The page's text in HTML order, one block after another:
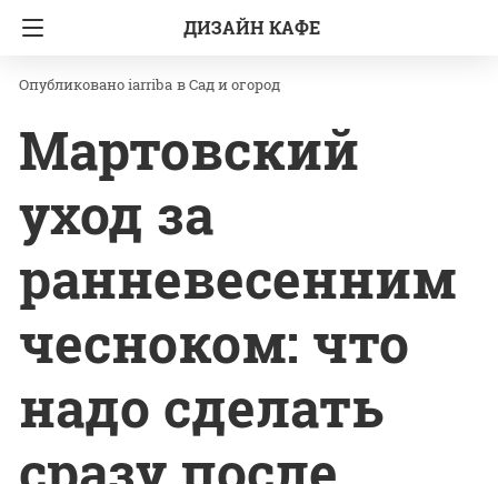
ДИЗАЙН КАФЕ
Главная Сад и огород
iarriba вСад и огород
Мартовский
уход за
ранневесенним
чесноком: что
надо сделать